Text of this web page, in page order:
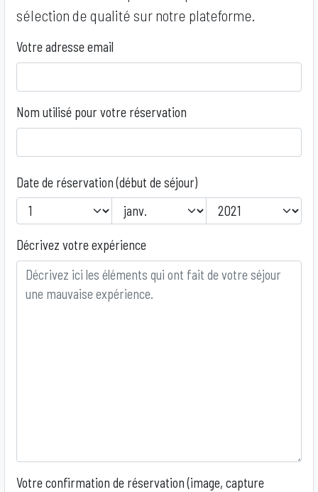
sélection de qualité sur notre plateforme.
Votre adresse email
Nom utilisé pour votre réservation
Date de réservation (début de séjour)
Year
Décrivez votre expérience
Votre confirmation de réservation (image, capture